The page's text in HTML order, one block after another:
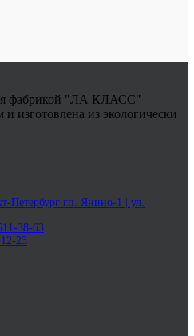
фабрикой "ЛА КЛАСС"
и изготовлена из экологически
Петербург гп. Янино-1 | ул.
38-63
23